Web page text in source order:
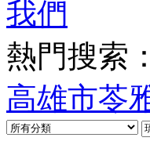
我們
熱門搜索：
高雄市苓